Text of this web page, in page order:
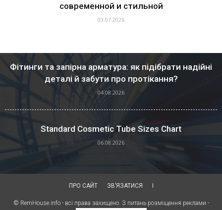
современной и стильной
03.07.2026
Фітинги та запірна арматура: як підібрати надійні
деталі й забути про протікання?
04.08.2026
Standard Cosmetic Tube Sizes Chart
06.08.2026
ПРО САЙТ ЗВ’ЯЗАТИСЯ
© RemHouse.info - всі права захищено. З питань розміщення реклами -